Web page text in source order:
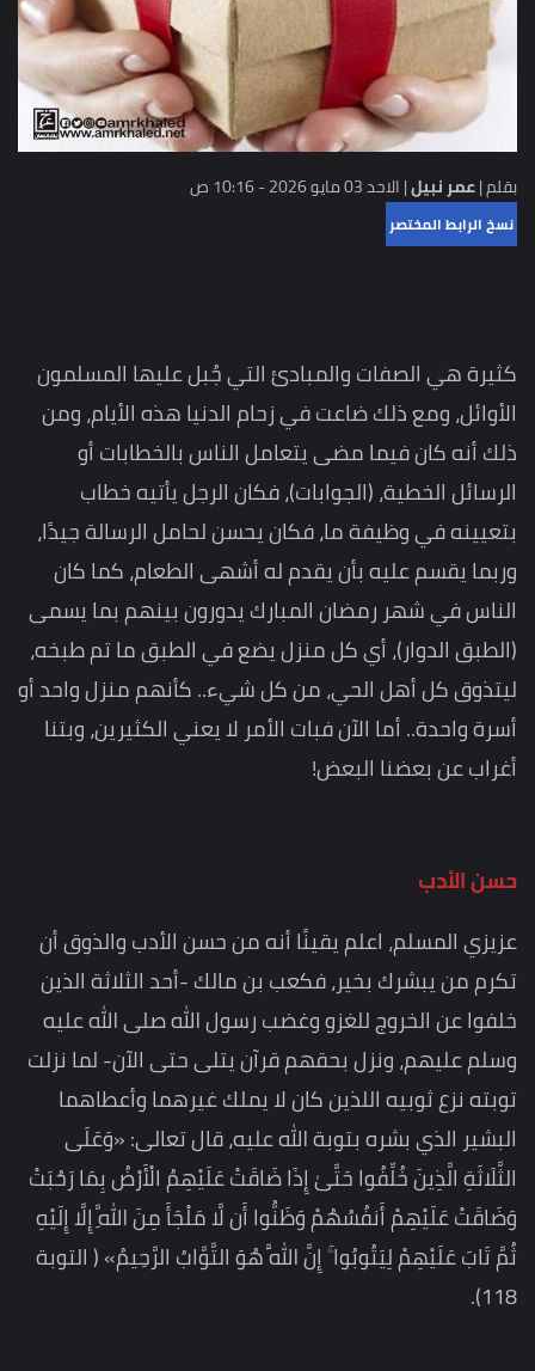
بقلم |عمر نبيل|الاحد 03 مايو 2026 - 10:16 ص
نسخ الرابط المختصر
كثيرة هي الصفات والمبادئ التي جُبل عليها المسلمون
الأوائل، ومع ذلك ضاعت في زحام الدنيا هذه الأيام، ومن
ذلك أنه كان فيما مضى يتعامل الناس بالخطابات أو
الرسائل الخطية، (الجوابات)، فكان الرجل يأتيه خطاب
بتعيينه في وظيفة ما، فكان يحسن لحامل الرسالة جيدًا،
وربما يقسم عليه بأن يقدم له أشهى الطعام، كما كان
الناس في شهر رمضان المبارك يدورون بينهم بما يسمى
(الطبق الدوار)، أي كل منزل يضع في الطبق ما تم طبخه،
ليتذوق كل أهل الحي، من كل شيء.. كأنهم منزل واحد أو
أسرة واحدة.. أما الآن فبات الأمر لا يعني الكثيرين، وبتنا
أغراب عن بعضنا البعض!
حسن الأدب
عزيزي المسلم، اعلم يقينًا أنه من حسن الأدب والذوق أن
تكرم من يبشرك بخير، فكعب بن مالك -أحد الثلاثة الذين
خلفوا عن الخروج للغزو وغضب رسول الله صلى الله عليه
وسلم عليهم، ونزل بحقهم قرآن يتلى حتى الآن- لما نزلت
توبته نزع ثوبيه اللذين كان لا يملك غيرهما وأعطاهما
البشير الذي بشره بتوبة الله عليه، قال تعالى: «وَعَلَى
الثَّلَاثَةِ الَّذِينَ خُلِّفُوا حَتَّىٰ إِذَا ضَاقَتْ عَلَيْهِمُ الْأَرْضُ بِمَا رَحُبَتْ
وَضَاقَتْ عَلَيْهِمْ أَنفُسُهُمْ وَظَنُّوا أَن لَّا مَلْجَأَ مِنَ اللَّهِ إِلَّا إِلَيْهِ
ثُمَّ تَابَ عَلَيْهِمْ لِيَتُوبُوا ۚ إِنَّ اللَّهَ هُوَ التَّوَّابُ الرَّحِيمُ» ( التوبة
118).